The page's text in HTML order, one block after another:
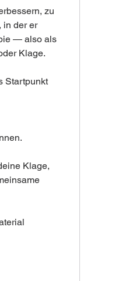
zu
in der er
— also als
Klage.
Startpunkt
Klage,